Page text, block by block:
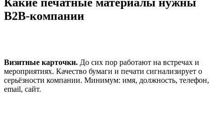
B2B-компании
Визитные карточки. До сих пор работают на встречах и
мероприятиях. Качество бумаги и печати сигнализирует о
серьёзности компании. Минимум: имя, должность, телефон,
email, сайт.